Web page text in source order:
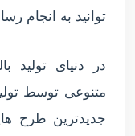
توانید به انجام
در دنیای
متنوعی توسط
جدیدترین طرح